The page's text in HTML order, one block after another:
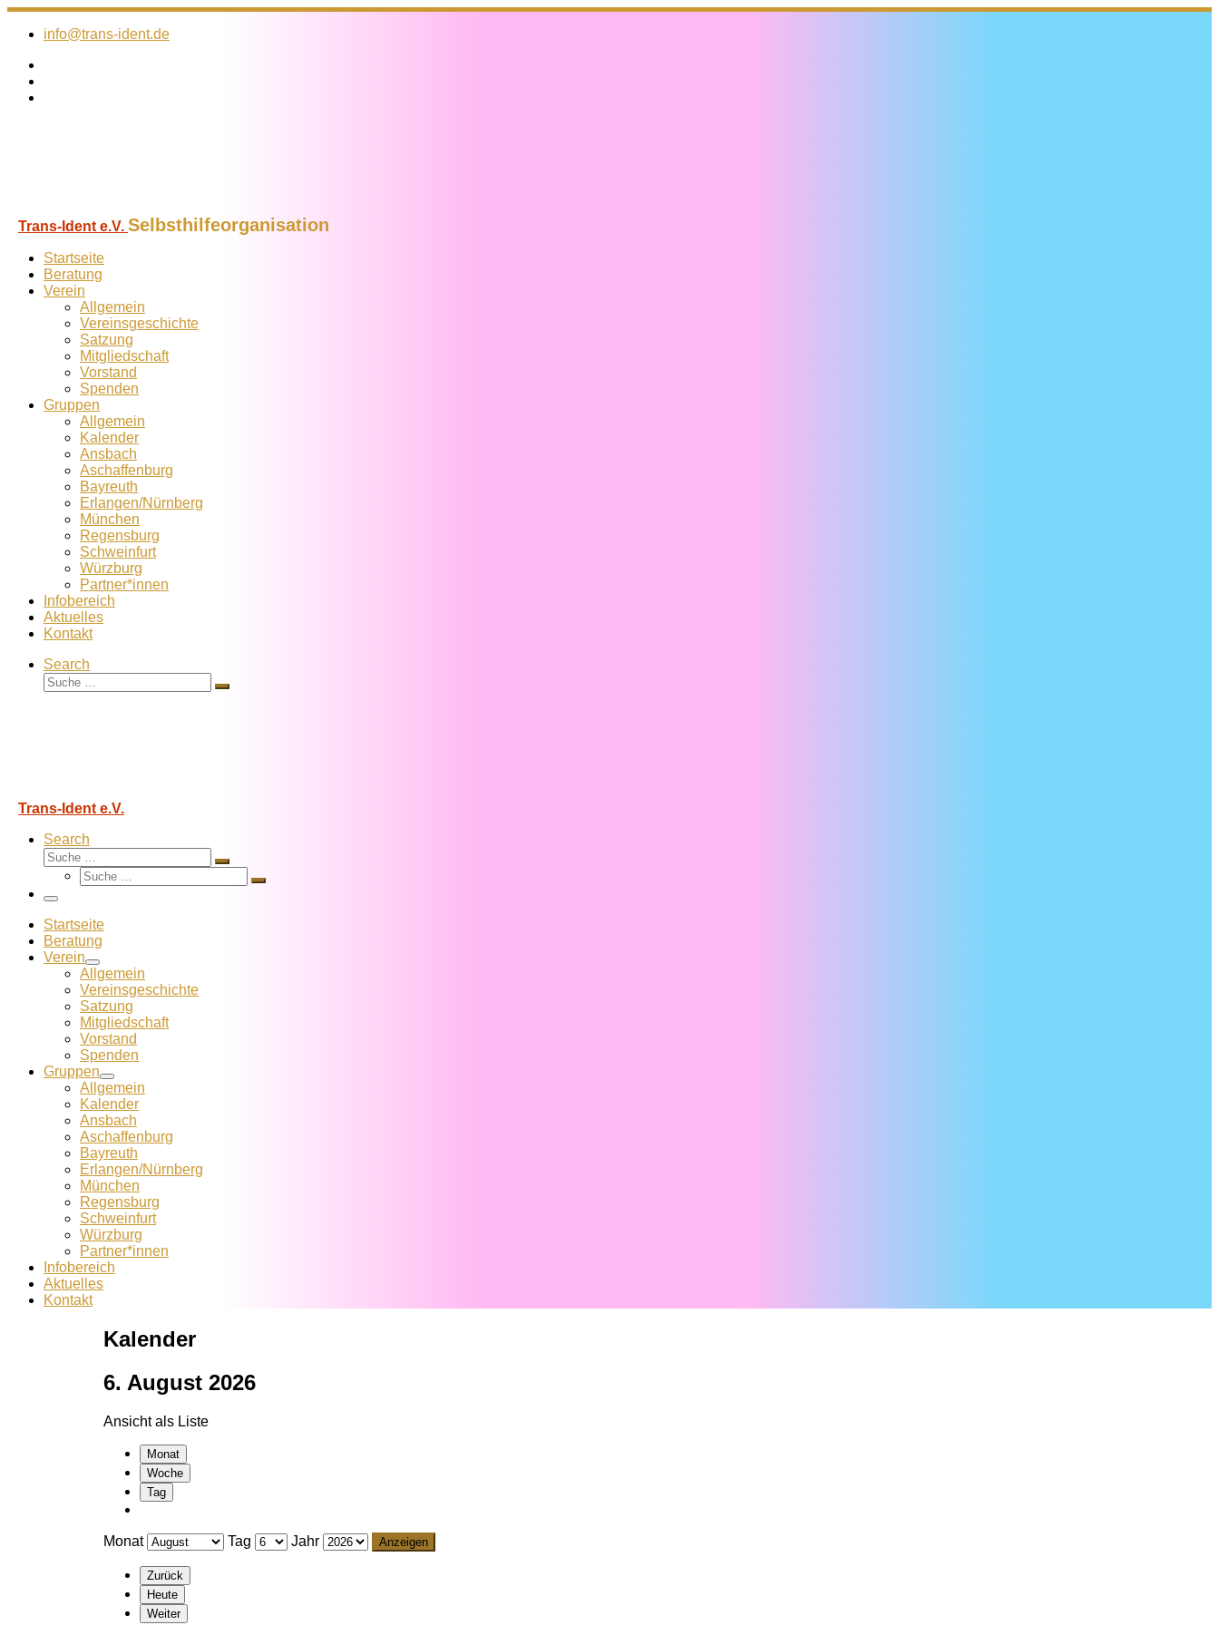
Zum
Inhalt
info@trans-ident.de
Trans-Ident e.V. Selbsthilfeorganisation
Startseite
Beratung
Verein
Allgemein
Vereins­geschichte
Satzung
Mitglied­schaft
Vorstand
Spenden
Gruppen
Allgemein
Kalender
Ansbach
Aschaffenburg
Bayreuth
Erlangen/Nürnberg
München
Regensburg
Schweinfurt
Würzburg
Partner*innen
Infobereich
Aktuelles
Kontakt
Search
Suche
Suche
Trans-Ident e.V.
Search
Suche
Suche
Suche
Suche
Menü
Startseite
Beratung
Verein
Allgemein
Vereins­geschichte
Satzung
Mitglied­schaft
Vorstand
Spenden
Gruppen
Allgemein
Kalender
Ansbach
Aschaffenburg
Bayreuth
Erlangen/Nürnberg
München
Regensburg
Schweinfurt
Würzburg
Partner*innen
Infobereich
Aktuelles
Kontakt
Kalender
6. August 2026
Ansicht als Liste
Monat
Woche
Tag
Monat Tag Jahr
Zurück
Heute
Weiter